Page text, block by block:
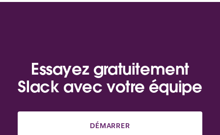
Essayez gratuitement
Slack avec votre équipe
DÉMARRER